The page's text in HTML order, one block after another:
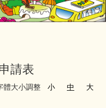
請表
體大小調整 小 中
大